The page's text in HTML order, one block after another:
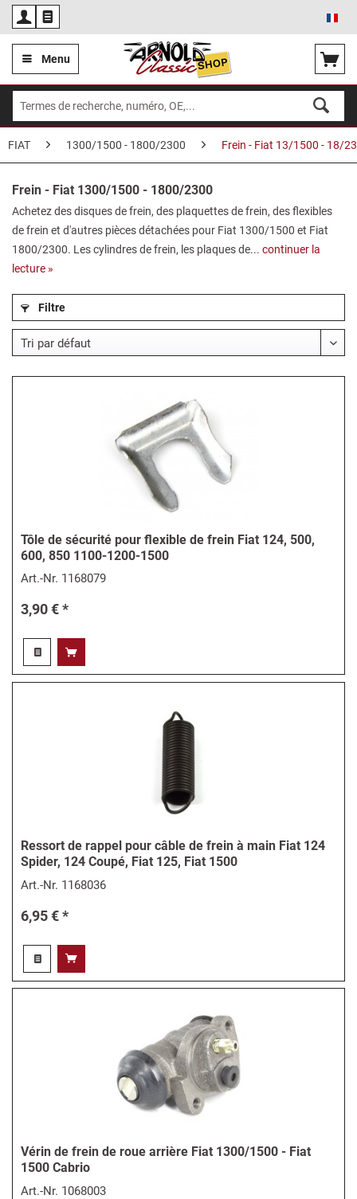
Menu
FIAT 1300/1500 - 1800/2300 Frein - Fiat 13/1500 - 18/
Frein - Fiat 1300/1500 - 1800/2300
Achetez des disques de frein, des plaquettes de frein, des flexibles
de frein et d'autres pièces détachées pour Fiat 1300/1500 et Fiat
1800/2300. Les cylindres de frein, les plaques de... continuer la
lecture »
Filtre
Tôle de sécurité pour flexible de frein Fiat 124, 500,
600, 850 1100-1200-1500
Art.-Nr. 1168079
3,90 € *
Ressort de rappel pour câble de frein à main Fiat 124
Spider, 124 Coupé, Fiat 125, Fiat 1500
Art.-Nr. 1168036
6,95 € *
Vérin de frein de roue arrière Fiat 1300/1500 - Fiat
1500 Cabrio
Art.-Nr. 1068003